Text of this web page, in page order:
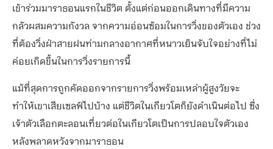
เข้าร่วมมาราธอนแรกในชีวิต ตั้งแต่ก่อนออกเดินทางที่มีความ
กลัวผสมความกังวล จากความอ่อนซ้อมในการวิ่งของตัวเอง ช่วง
ที่ต้องวิ่งฝ่าสายฝนท่ามกลางอากาศที่หนาวเย็นจับใจอย่างที่ไม่
ค่อยเกิดขึ้นในการวิ่งรายการนี้
แม้ที่สุดการถูกคัดออกจากรายการวิ่งพร้อมเหล่าผู้สูงวัยจะ
ทำให้เขาเสียเซลฟ์ไปบ้าง แต่ชีวิตในเกียวโตก็ยังดำเนินต่อไป ซึ่ง
เจ้าตัวเลือกตะลอนเที่ยวต่อในเกียวโตเป็นการปลอบใจตัวเอง
หลังพลาดหวังจากมาราธอน